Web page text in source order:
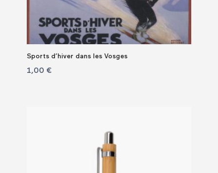
Sports d’hiver dans les Vosges
1,00 €